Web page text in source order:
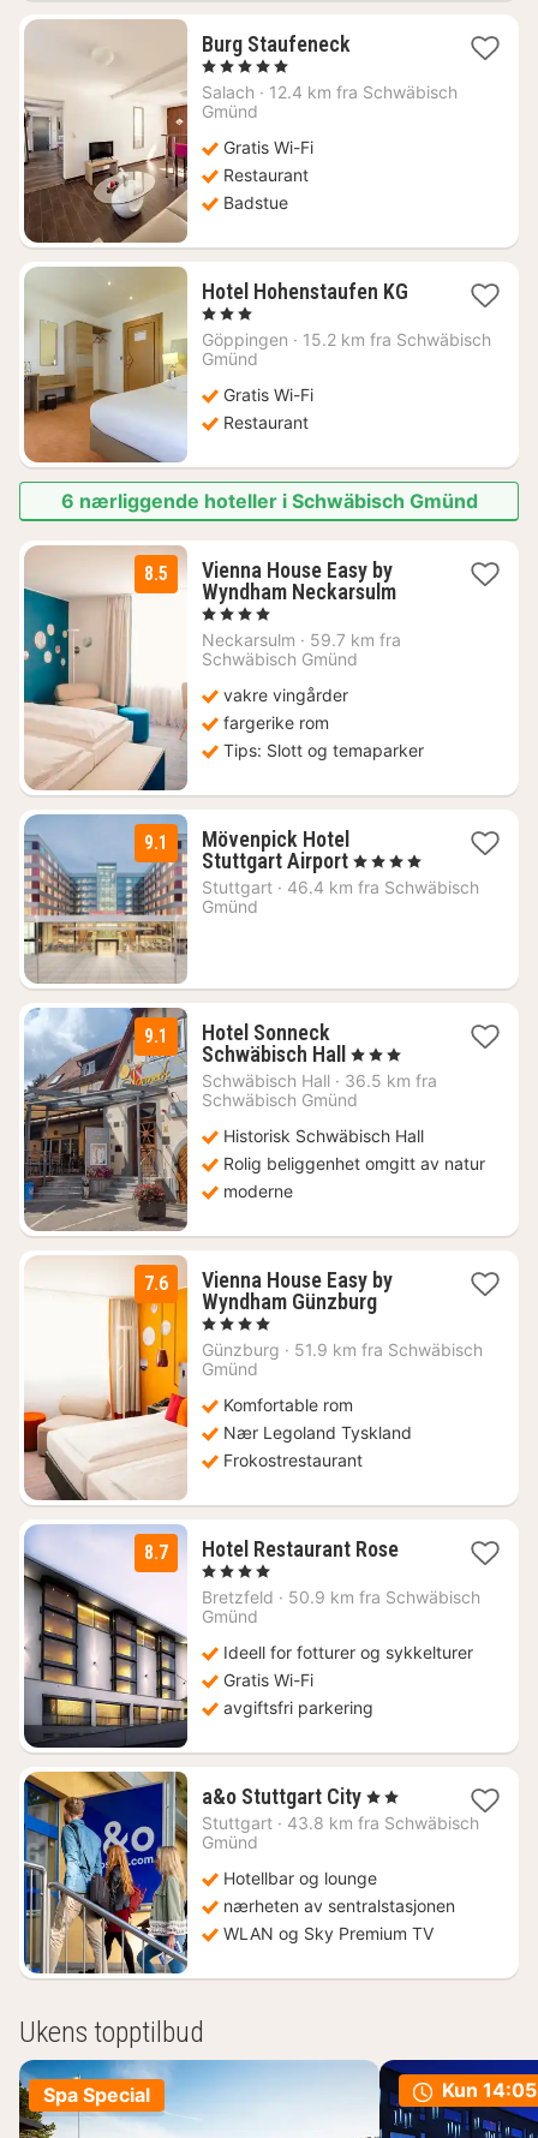
Burg Staufeneck1
fra
, 5 Stjerner
Salach · 12.4 km fra Schwäbisch
Gmünd
Gratis Wi-Fi
Restaurant
Badstue
Hotel Hohenstaufen KG1
fra
, 3 Stjerner
Göppingen · 15.2 km fra Schwäbisch
Gmünd
Gratis Wi-Fi
Restaurant
6 nærliggende hoteller i Schwäbisch Gmünd
8.5
Vienna House Easy by
Wyndham Neckarsulm2
fra
, 4 Stjerner
Neckarsulm · 59.7 km fra
Schwäbisch Gmünd
vakre vingårder
fargerike rom
Tips: Slott og temaparker
9.1
Mövenpick Hotel
Stuttgart Airport2
netter
, 4 Stjerner
Stuttgart · 46.4 km fra Schwäbisch
Gmünd
9.1
Hotel Sonneck
Schwäbisch Hall
1
natt
fra
kr.
, 3 Stjerner
Schwäbisch Hall · 36.5 km fra
Schwäbisch Gmünd
Historisk Schwäbisch Hall
Rolig beliggenhet omgitt av natur
moderne
7.6
Vienna House Easy by
Wyndham Günzburg1
fra
, 4 Stjerner
Günzburg · 51.9 km fra Schwäbisch
Gmünd
Komfortable rom
Nær Legoland Tyskland
Frokostrestaurant
8.7 Hotel Restaurant Rose3
fra
, 4 Stjerner
Bretzfeld · 50.9 km fra Schwäbisch
Gmünd
Ideell for fotturer og sykkelturer
Gratis Wi-Fi
avgiftsfri parkering
a&o Stuttgart City2
netter
kr.
, 2 Stjerner
Stuttgart · 43.8 km fra Schwäbisch
Gmünd
Hotellbar og lounge
nærheten av sentralstasjonen
WLAN og Sky Premium TV
Ukens topptilbud
Spa Special Kun